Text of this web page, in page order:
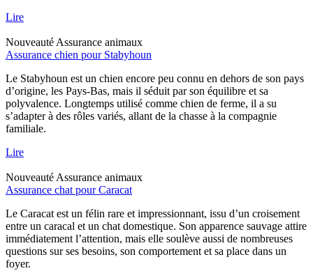
Lire
Nouveauté Assurance animaux
Assurance chien pour Stabyhoun
Le Stabyhoun est un chien encore peu connu en dehors de son pays
d’origine, les Pays-Bas, mais il séduit par son équilibre et sa
polyvalence. Longtemps utilisé comme chien de ferme, il a su
s’adapter à des rôles variés, allant de la chasse à la compagnie
familiale.
Lire
Nouveauté Assurance animaux
Assurance chat pour Caracat
Le Caracat est un félin rare et impressionnant, issu d’un croisement
entre un caracal et un chat domestique. Son apparence sauvage attire
immédiatement l’attention, mais elle soulève aussi de nombreuses
questions sur ses besoins, son comportement et sa place dans un
foyer.